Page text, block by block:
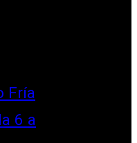
Fría
6 a